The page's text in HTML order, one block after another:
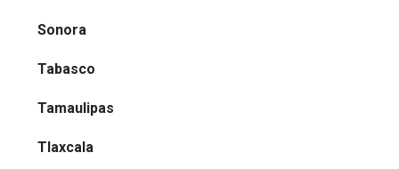
Sonora
Tabasco
Tamaulipas
Tlaxcala